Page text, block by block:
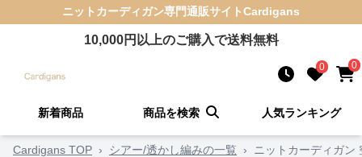
ニットカーディガン専門通販サイトCardigans
10,000円以上のご購入で送料無料
0 0
新着商品 商品を検索 人気ランキング
Cardigans TOP › シアー/透かし編みの一覧 › ニットカーディガン